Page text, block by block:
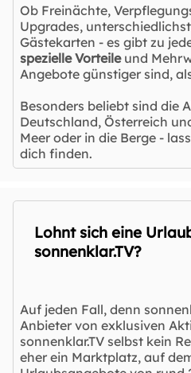
Ob Freinächte,
Upgrades,
Gästekarten - es gibt zu
spezielle Vorteileund
Angebote günstiger sind,
Besonders beliebt sind die
Deutschland, Österreich
Meer oder in die Berge -
dich finden.
Lohnt sich eine
sonnenklar.TV?
Auf jeden Fall, denn
Anbieter von exklusiven
sonnenklar.TV selbst kein
eher ein Marktplatz, auf